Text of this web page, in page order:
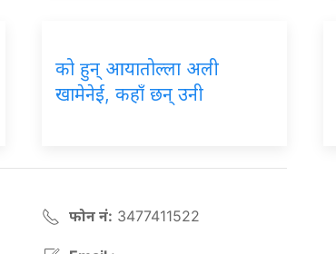
को हुन् आयातोल्ला अली
खामेनेई, कहाँ छन् उनी
फोन नं: 3477411522